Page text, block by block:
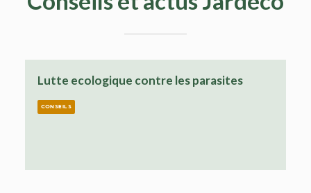
Vérifier l’état de ses arbres avant une